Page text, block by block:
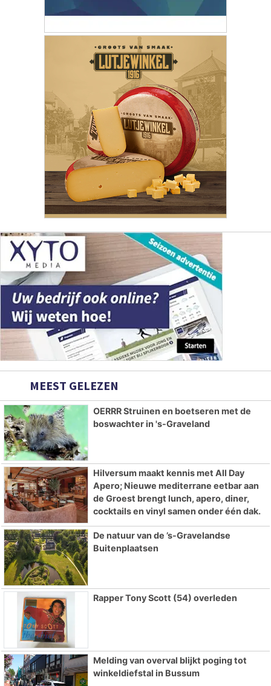
MEEST GELEZEN
OERRR Struinen en boetseren met de
boswachter in 's-Graveland
Hilversum maakt kennis met All Day
Apero; Nieuwe mediterrane eetbar aan
de Groest brengt lunch, apero, diner,
cocktails en vinyl samen onder één dak.
De natuur van de ’s-Gravelandse
Buitenplaatsen
Rapper Tony Scott (54) overleden
Melding van overval blijkt poging tot
winkeldiefstal in Bussum